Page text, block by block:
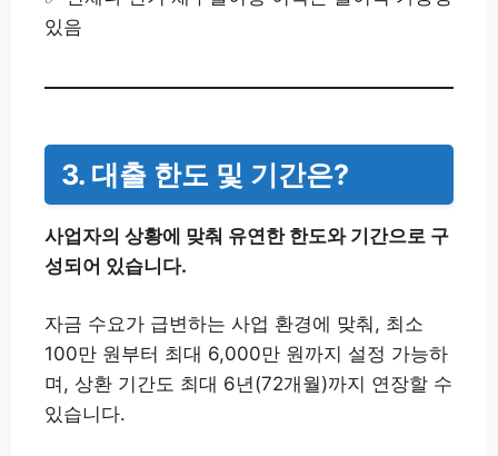
있음
3. 대출 한도 및 기간은?
사업자의 상황에 맞춰 유연한 한도와 기간으로 구
성되어 있습니다.
자금 수요가 급변하는 사업 환경에 맞춰, 최소
100만 원부터 최대 6,000만 원까지 설정 가능하
며, 상환 기간도 최대 6년(72개월)까지 연장할 수
있습니다.